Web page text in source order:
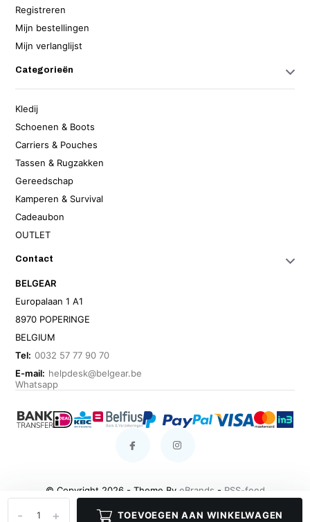
+
- TOEVOEGEN AAN WINKELWAGEN
Registreren
Mijn bestellingen
Mijn verlanglijst
Categorieën
Kledij
Schoenen & Boots
Carriers & Pouches
Tassen & Rugzakken
Gereedschap
Kamperen & Survival
Cadeaubon
OUTLET
Contact
BELGEAR
Europalaan 1 A1
8970 POPERINGE
BELGIUM
Tel: 0032 57 77 90 70
E-mail: helpdesk@belgear.be
Whatsapp
© Copyright 2026 - Theme By eBrands - RSS-feed